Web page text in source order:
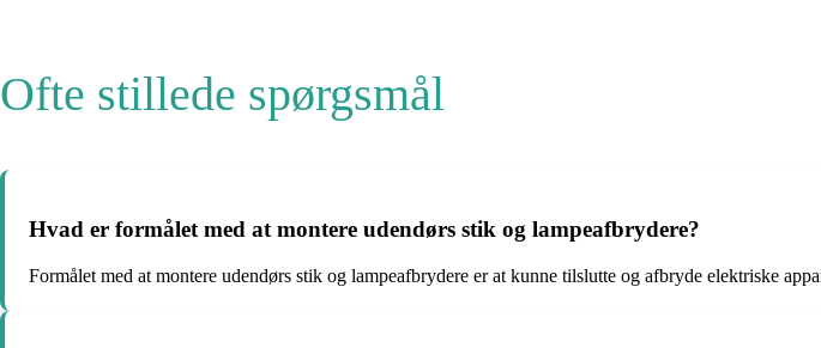
Ofte stillede spørgsmål
Hvad er formålet med at montere udendørs stik og lampeafbrydere?
Formålet med at montere udendørs stik og lampeafbrydere er at kunne tilslutte og afbryde elektriske